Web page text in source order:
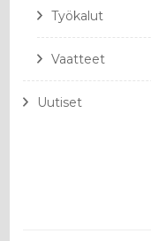
Työkalut
Vaatteet
Uutiset